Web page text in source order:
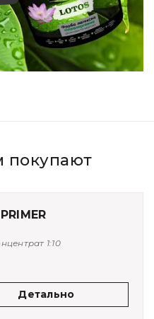
покупают
1:10
Детально